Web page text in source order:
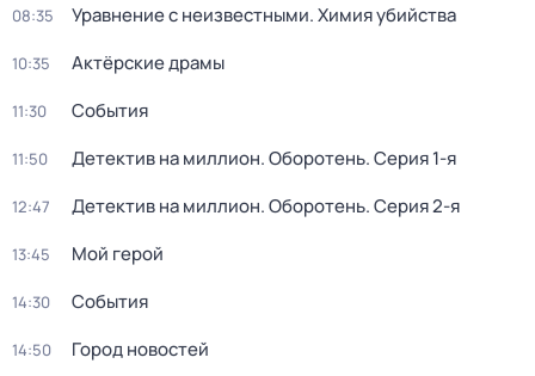
08:35 Уравнение с неизвестными. Химия убийства
10:35 Актёрские драмы
11:30 События
11:50 Детектив на миллион. Оборотень. Серия 1-я
12:47 Детектив на миллион. Оборотень. Серия 2-я
13:45 Мой герой
14:30 События
14:50 Город новостей